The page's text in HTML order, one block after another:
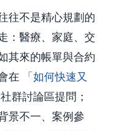
往不是精心規劃的
：醫療、家庭、交
其來的帳單與合約
在
「如何快速又
群討論區提問；
景不一、案例參